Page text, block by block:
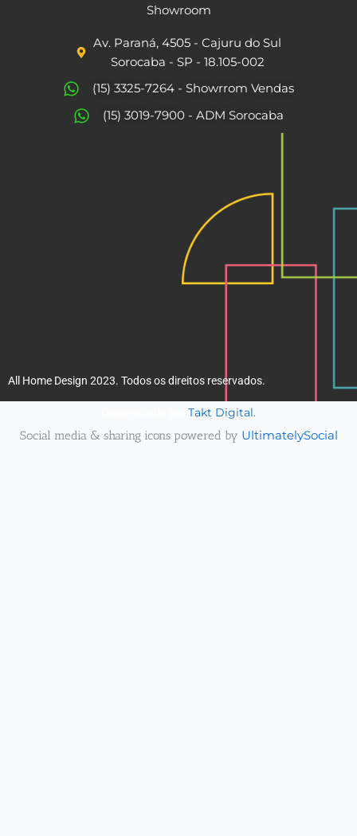
c
e
b
o
o
t
a
g
r
Showroom
Av. Paraná, 4505 - Cajuru do Sul
Sorocaba - SP - 18.105-002
(15) 3325-7264 - Showrrom Vendas
(15) 3019-7900 - ADM Sorocaba
All Home Design 2023. Todos os direitos reservados.
Takt Digital.
Social media & sharing icons powered by UltimatelySocial